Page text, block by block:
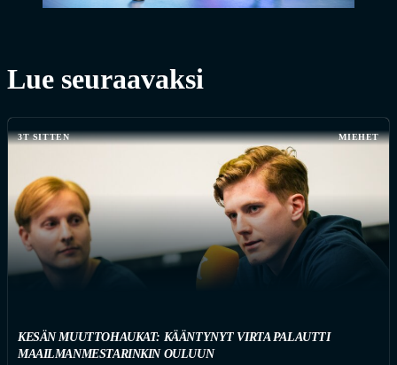
Lue seuraavaksi
3T SITTEN MIEHET
KESÄN MUUTTOHAUKAT: KÄÄNTYNYT VIRTA PALAUTTI
MAAILMANMESTARINKIN OULUUN